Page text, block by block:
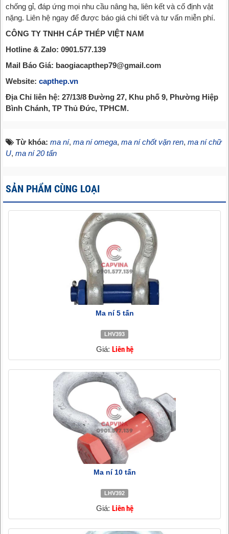
chống gỉ, đáp ứng mọi nhu cầu nâng hạ, liên kết và cố định vật
nặng. Liên hệ ngay để được báo giá chi tiết và tư vấn miễn phí.
CÔNG TY TNHH CÁP THÉP VIỆT NAM
Hotline & Zalo: 0901.577.139
Mail Báo Giá: baogiacapthep79@gmail.com
Website: capthep.vn
Địa Chỉ liên hệ: 27/13/8 Đường 27, Khu phố 9, Phường Hiệp
Bình Chánh, TP Thủ Đức, TPHCM.
Từ khóa: ma ní, ma ní omega, ma ní chốt vặn ren, ma ní chữ
U, ma ní 20 tấn
SẢN PHẨM CÙNG LOẠI
Ma ní 5 tấn
LHV393
Giá: Liên hệ
Ma ní 10 tấn
LHV392
Giá: Liên hệ